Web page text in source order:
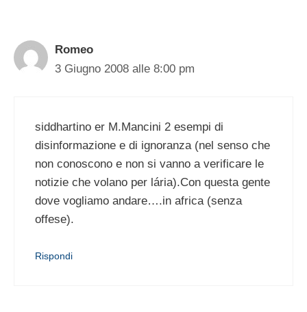
Romeo
3 Giugno 2008 alle 8:00 pm
siddhartino er M.Mancini 2 esempi di
disinformazione e di ignoranza (nel senso che
non conoscono e non si vanno a verificare le
notizie che volano per lária).Con questa gente
dove vogliamo andare….in africa (senza
offese).
Rispondi